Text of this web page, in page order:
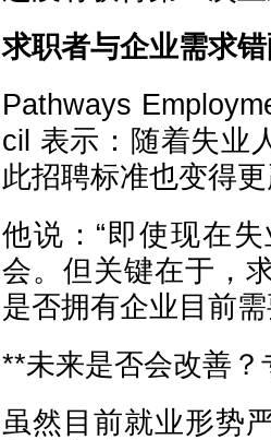
求职者与企业需求
Pathways
cil 表示：随着失业
此招聘标准也变得更
他说：“即使现在
会。但关键在于，
是否拥有企业目前
**未来是否会改善
虽然目前就业形势